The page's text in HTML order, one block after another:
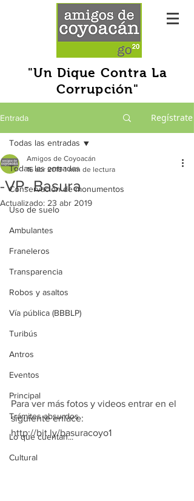
"Un Dique Contra La
Corrupción"
Entrada Regístrate
Todas las entradas
Conservación de monumentos
Uso de suelo
Ambulantes
Franeleros
Transparencia
Robos y asaltos
Vía pública (BBBLP)
Turibús
Antros
Eventos
Principal
Trámites absurdos
Lo que cuentan...
Cultural
Todas las entradas
-VP- Basura
Amigos de Coyoacán
16 abr 2019 1 min de lectura
Actualizado: 23 abr 2019
Para ver más fotos y videos entrar en el
siguiente enlace:
http://bit.ly/basuracoyo1